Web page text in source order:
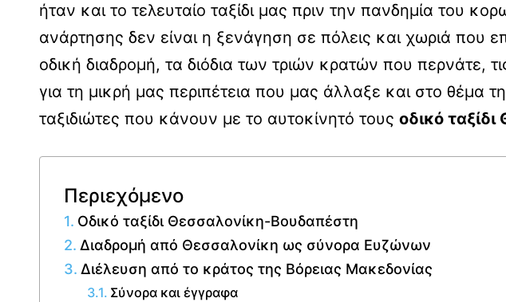
ήταν και το τελευταίο ταξίδι μας πριν την πανδημία του
ανάρτησης δεν είναι η ξενάγηση σε πόλεις και χωριά που
οδική διαδρομή, τα διόδια των τριών κρατών που περνάτε,
για τη μικρή μας περιπέτεια που μας άλλαξε και στο θέμα
ταξιδιώτες που κάνουν με το αυτοκίνητό τους οδικό
Περιεχόμενο
Οδικό ταξίδι Θεσσαλονίκη-Βουδαπέστη
Διαδρομή από Θεσσαλονίκη ως σύνορα Ευζώνων
Διέλευση από το κράτος της Βόρειας Μακεδονίας
Σύνορα και έγγραφα